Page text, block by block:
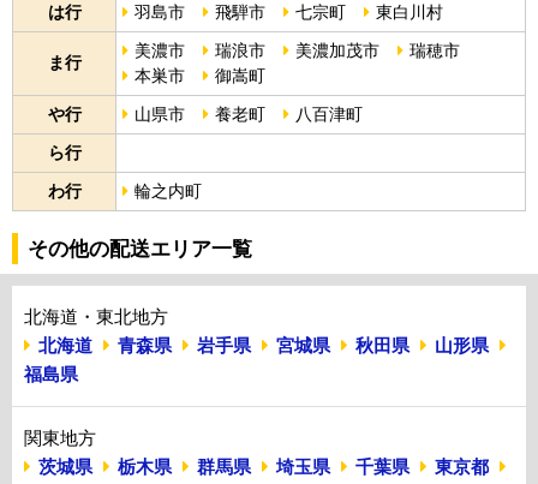
は行 羽島市 飛騨市 七宗町 東白川村
ま行
美濃市 瑞浪市 美濃加茂市
瑞穂市
本巣市
御嵩町
や行 山県市 養老町 八百津町
ら行
わ行 輪之内町
その他の配送エリア一覧
北海道・東北地方
北海道
青森県 岩手県 宮城県 秋田県
山形県
福島県
関東地方
茨城県
栃木県 群馬県 埼玉県 千葉県
東京都